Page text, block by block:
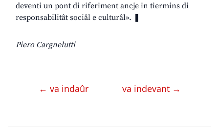
deventi un pont di riferiment ancje in tiermins di
responsabilitât sociâl e culturâl». ❚
Piero Cargnelutti
← va indaûr va indevant →